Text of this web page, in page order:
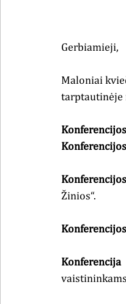
Gerbiamieji,
Maloniai
tarptautinėje
Žinios“.